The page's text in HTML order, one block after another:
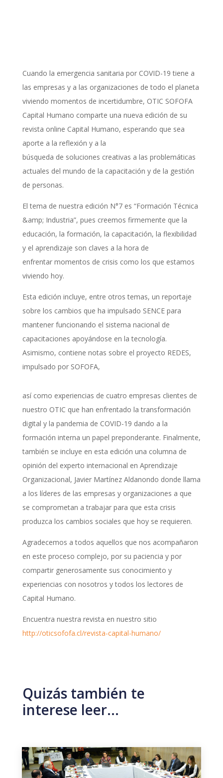
Cuando la emergencia sanitaria por COVID-19 tiene a
las empresas y a las organizaciones de todo el planeta
viviendo momentos de incertidumbre, OTIC SOFOFA
Capital Humano comparte una nueva edición de su
revista online Capital Humano, esperando que sea
aporte a la reflexión y a la
búsqueda de soluciones creativas a las problemáticas
actuales del mundo de la capacitación y de la gestión
de personas.
El tema de nuestra edición N°7 es “Formación Técnica
&amp; Industria”, pues creemos firmemente que la
educación, la formación, la capacitación, la flexibilidad
y el aprendizaje son claves a la hora de
enfrentar momentos de crisis como los que estamos
viviendo hoy.
Esta edición incluye, entre otros temas, un reportaje
sobre los cambios que ha impulsado SENCE para
mantener funcionando el sistema nacional de
capacitaciones apoyándose en la tecnología.
Asimismo, contiene notas sobre el proyecto REDES,
impulsado por SOFOFA,
así como experiencias de cuatro empresas clientes de
nuestro OTIC que han enfrentado la transformación
digital y la pandemia de COVID-19 dando a la
formación interna un papel preponderante. Finalmente,
también se incluye en esta edición una columna de
opinión del experto internacional en Aprendizaje
Organizacional, Javier Martínez Aldanondo donde llama
a los líderes de las empresas y organizaciones a que
se comprometan a trabajar para que esta crisis
produzca los cambios sociales que hoy se requieren.
Agradecemos a todos aquellos que nos acompañaron
en este proceso complejo, por su paciencia y por
compartir generosamente sus conocimiento y
experiencias con nosotros y todos los lectores de
Capital Humano.
Encuentra nuestra revista en nuestro sitio
http://oticsofofa.cl/revista-capital-humano/
Quizás también te
interese leer…